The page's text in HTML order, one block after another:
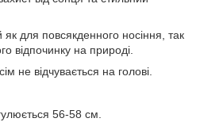
для повсякденного носіння, так
відпочинку на природі.
не відчувається на голові.
56-58 см.